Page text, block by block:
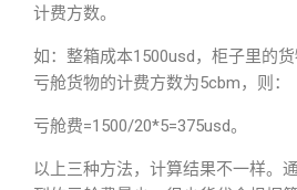
计费方数。
如：整箱成本1500usd，柜子里的货
亏舱货物的计费方数为5cbm，则：
亏舱费=1500/20*5=375usd。
以上三种方法，计算结果不一样。